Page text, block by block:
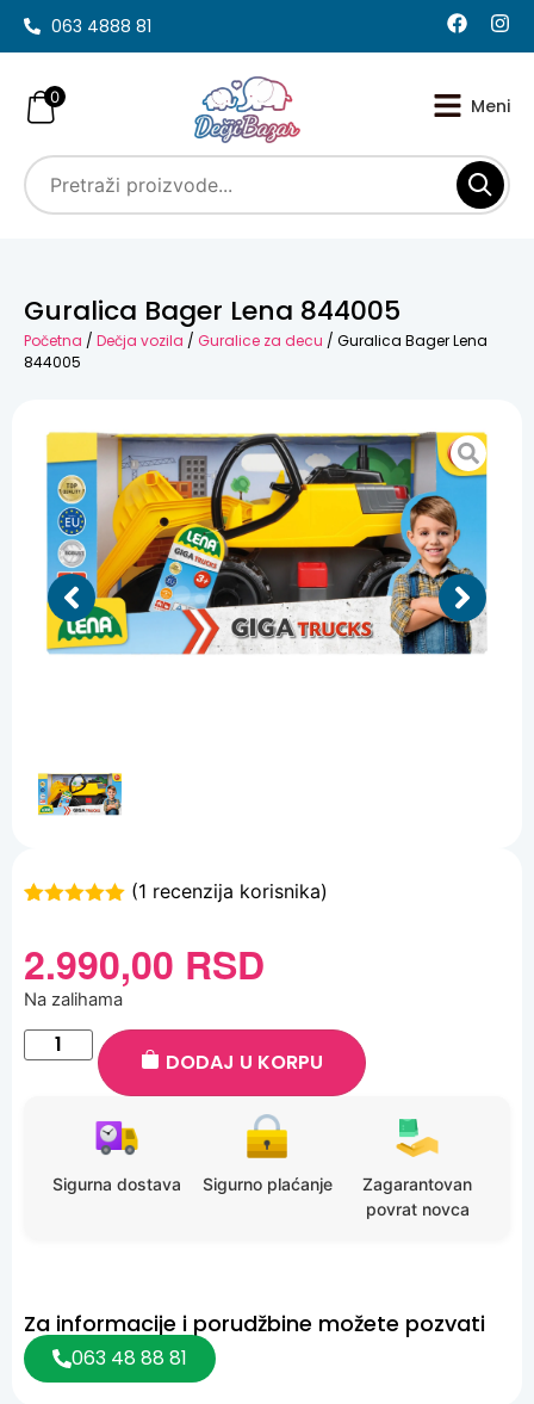
063 4888 81
0
Guralica Bager Lena 844005
Početna / Dečja vozila / Guralice za decu / Guralica Bager Lena
844005
na osnovu
ocene kupca
(1 recenzija korisnika)
2.990,00 RSD
Na zalihama
DODAJ U KORPU
Sigurna dostava Sigurno plaćanje
Zagarantovan
povrat novca
Za informacije i porudžbine možete pozvati
063 48 88 81